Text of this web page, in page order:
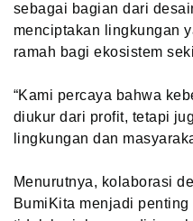
sebagai bagian dari
menciptakan lingkungan
ramah bagi ekosistem
“Kami percaya bahwa
diukur dari profit, tetapi
lingkungan dan
Menurutnya, kolaborasi
BumiKita menjadi